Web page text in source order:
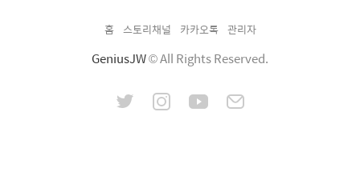
홈 스토리채널 카카오톡 관리자
GeniusJW© All Rights Reserved.